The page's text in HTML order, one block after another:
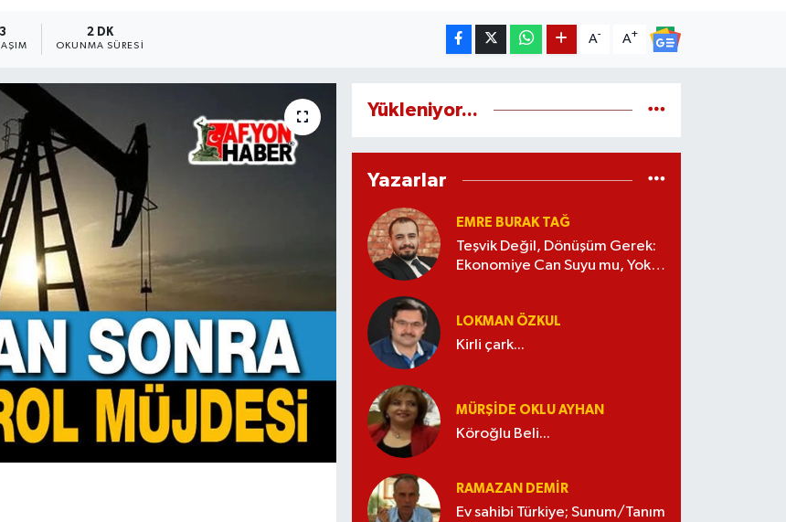
3 2 DK
OKUNMA SÜRESI
A- A+
Yükleniyor...
Yazarlar
EMRE BURAK TAĞ
Teşvik Değil, Dönüşüm Gerek:
Ekonomiye Can Suyu mu, Yoksa
LOKMAN ÖZKUL
Kirli çark...
MÜRŞIDE OKLU AYHAN
Köroğlu Beli...
RAMAZAN DEMİR
Ev sahibi Türkiye; Sunum/Tanım